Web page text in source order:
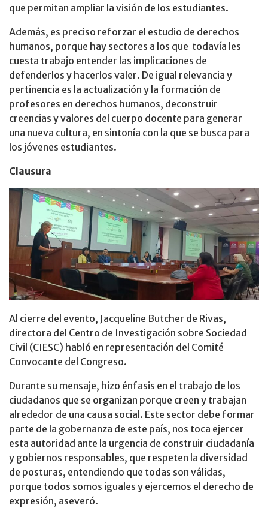
que permitan ampliar la visión de los estudiantes.
Además, es preciso reforzar el estudio de derechos
humanos, porque hay sectores a los que todavía les
cuesta trabajo entender las implicaciones de
defenderlos y hacerlos valer. De igual relevancia y
pertinencia es la actualización y la formación de
profesores en derechos humanos, deconstruir
creencias y valores del cuerpo docente para generar
una nueva cultura, en sintonía con la que se busca para
los jóvenes estudiantes.
Clausura
Al cierre del evento, Jacqueline Butcher de Rivas,
directora del Centro de Investigación sobre Sociedad
Civil (CIESC) habló en representación del Comité
Convocante del Congreso.
Durante su mensaje, hizo énfasis en el trabajo de los
ciudadanos que se organizan porque creen y trabajan
alrededor de una causa social. Este sector debe formar
parte de la gobernanza de este país, nos toca ejercer
esta autoridad ante la urgencia de construir ciudadanía
y gobiernos responsables, que respeten la diversidad
de posturas, entendiendo que todas son válidas,
porque todos somos iguales y ejercemos el derecho de
expresión, aseveró.